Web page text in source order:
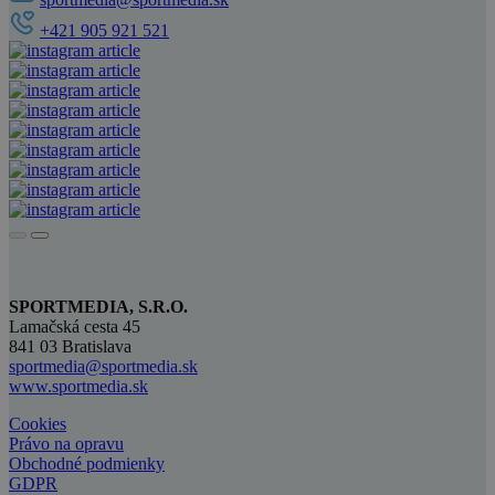
+421 905 921 521
SPORTMEDIA, S.R.O.
Lamačská cesta 45
841 03 Bratislava
sportmedia@sportmedia.sk
www.sportmedia.sk
Cookies
Právo na opravu
Obchodné podmienky
GDPR